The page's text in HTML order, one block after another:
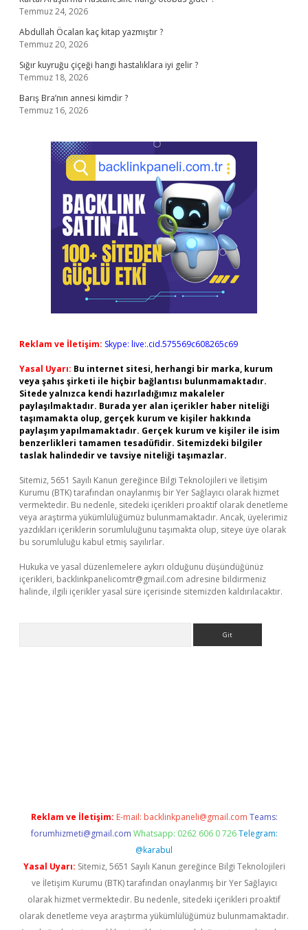
Temmuz 24, 2026
Abdullah Öcalan kaç kitap yazmıştır ?
Temmuz 20, 2026
Sığır kuyruğu çiçeği hangi hastalıklara iyi gelir ?
Temmuz 18, 2026
Barış Bra’nın annesi kimdir ?
Temmuz 16, 2026
Reklam ve İletişim: Skype: live:.cid.575569c608265c69
Yasal Uyarı: Bu internet sitesi, herhangi bir marka, kurum
veya şahıs şirketi ile hiçbir bağlantısı bulunmamaktadır.
Sitede yalnızca kendi hazırladığımız makaleler
paylaşılmaktadır. Burada yer alan içerikler haber niteliği
taşımamakta olup, gerçek kurum ve kişiler hakkında
paylaşım yapılmamaktadır. Gerçek kurum ve kişiler ile isim
benzerlikleri tamamen tesadüfidir. Sitemizdeki bilgiler
taslak halindedir ve tavsiye niteliği taşımazlar.
Sitemiz, 5651 Sayılı Kanun gereğince Bilgi Teknolojileri ve İletişim
Kurumu (BTK) tarafından onaylanmış bir Yer Sağlayıcı olarak hizmet
vermektedir. Bu nedenle, sitedeki içerikleri proaktif olarak denetleme
veya araştırma yükümlülüğümüz bulunmamaktadır. Ancak, üyelerimiz
yazdıkları içeriklerin sorumluluğunu taşımakta olup, siteye üye olarak
bu sorumluluğu kabul etmiş sayılırlar.
Hukuka ve yasal düzenlemelere aykırı olduğunu düşündüğünüz
içerikleri, backlinkpanelicomtr@gmail.com adresine bildirmeniz
halinde, ilgili içerikler yasal süre içerisinde sitemizden kaldırılacaktır.
Reklam ve İletişim: E-mail: backlinkpaneli@gmail.com Teams:
forumhizmeti@gmail.com Whatsapp: 0262 606 0 726 Telegram:
@karabul
Yasal Uyarı: Sitemiz, 5651 Sayılı Kanun gereğince Bilgi Teknolojileri
ve İletişim Kurumu (BTK) tarafından onaylanmış bir Yer Sağlayıcı
olarak hizmet vermektedir. Bu nedenle, sitedeki içerikleri proaktif
olarak denetleme veya araştırma yükümlülüğümüz bulunmamaktadır.